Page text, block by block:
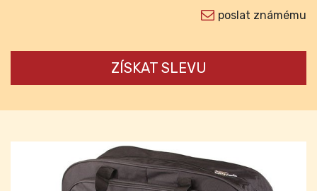
poslat známému
ZÍSKAT SLEVU